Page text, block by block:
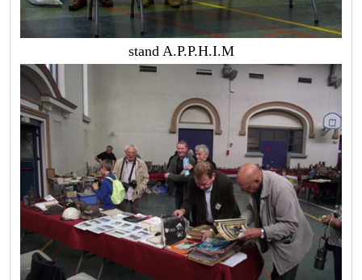
stand A.P.P.H.I.M